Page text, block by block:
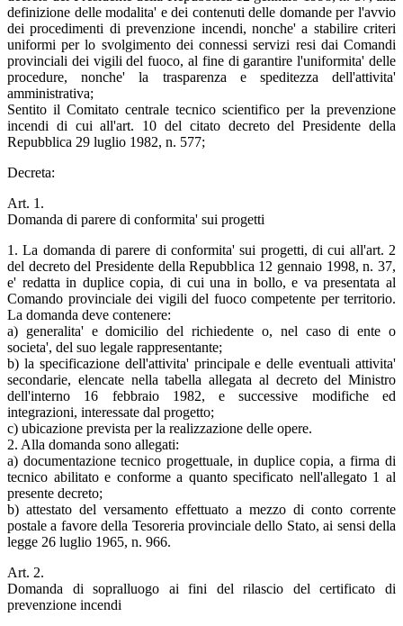
definizione delle modalita' e dei contenuti delle domande per l'avvio
dei procedimenti di prevenzione incendi, nonche' a stabilire criteri
uniformi per lo svolgimento dei connessi servizi resi dai Comandi
provinciali dei vigili del fuoco, al fine di garantire l'uniformita' delle
procedure, nonche' la trasparenza e speditezza dell'attivita'
amministrativa;
Sentito il Comitato centrale tecnico scientifico per la prevenzione
incendi di cui all'art. 10 del citato decreto del Presidente della
Repubblica 29 luglio 1982, n. 577;
Decreta:
Art. 1.
Domanda di parere di conformita' sui progetti
1. La domanda di parere di conformita' sui progetti, di cui all'art. 2
del decreto del Presidente della Repubblica 12 gennaio 1998, n. 37,
e' redatta in duplice copia, di cui una in bollo, e va presentata al
Comando provinciale dei vigili del fuoco competente per territorio.
La domanda deve contenere:
a) generalita' e domicilio del richiedente o, nel caso di ente o
societa', del suo legale rappresentante;
b) la specificazione dell'attivita' principale e delle eventuali attivita'
secondarie, elencate nella tabella allegata al decreto del Ministro
dell'interno 16 febbraio 1982, e successive modifiche ed
integrazioni, interessate dal progetto;
c) ubicazione prevista per la realizzazione delle opere.
2. Alla domanda sono allegati:
a) documentazione tecnico progettuale, in duplice copia, a firma di
tecnico abilitato e conforme a quanto specificato nell'allegato 1 al
presente decreto;
b) attestato del versamento effettuato a mezzo di conto corrente
postale a favore della Tesoreria provinciale dello Stato, ai sensi della
legge 26 luglio 1965, n. 966.
Art. 2.
Domanda di sopralluogo ai fini del rilascio del certificato di
prevenzione incendi